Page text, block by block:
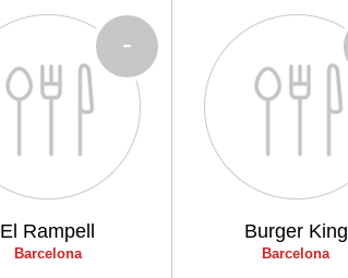
El Rampell
Barcelona
-
Burger King
Barcelona